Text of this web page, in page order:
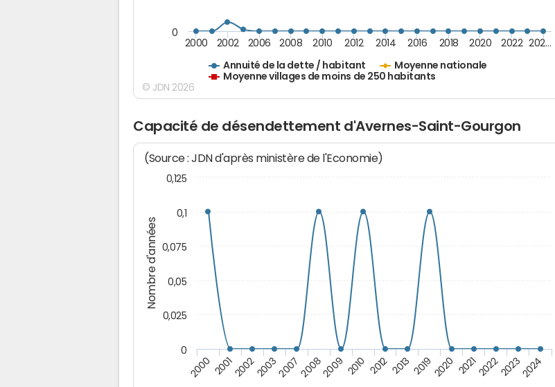
Annuité de la dette / habitant
Moyenne nationale
Moyenne villages de moins de 250 habitants
2000 2002 2006 2008 2010 2012 2014 2016 2018 2020 2022 202…
0
© JDN 2026
Capacité de désendettement d'Avernes-Saint-Gourgon
Nombre d'années
(Source : JDN d'après ministère de l'Economie)
2000 200120022003200720082009 2010 2012 2013 20192020 2021202220232024
0
0,025
0,05
0,075
0,1
0,125